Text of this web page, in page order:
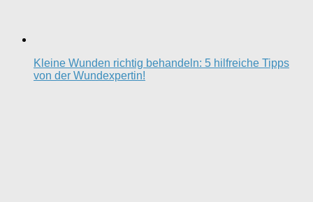
Kleine Wunden richtig behandeln: 5 hilfreiche Tipps
von der Wundexpertin!